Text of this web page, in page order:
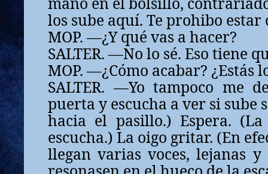
los sube aquí. Te prohibo estar
MOP. —¿Y qué vas a hacer?
SALTER. —No lo sé. Eso tiene
MOP. —¿Cómo acabar? ¿Estás
SALTER. —Yo tampoco me
puerta y escucha a ver si sube
hacia el pasillo.) Espera.
escucha.) La oigo gritar. (En
llegan varias voces, lejanas y